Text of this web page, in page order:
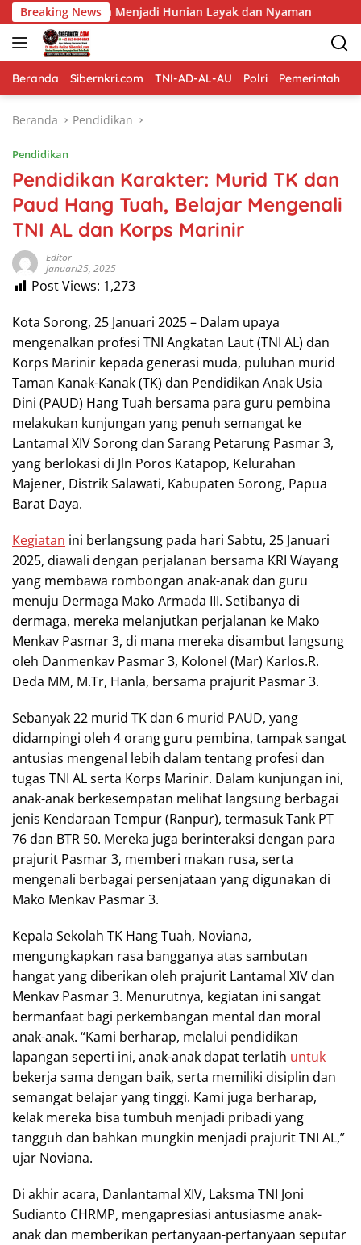
Langsung
ke
konten
Breaking News
Menjadi Hunian Layak dan Nyaman Memasuki Fase
Beranda Sibernkri.com TNI-AD-AL-AU Polri Pemerintah
Beranda Pendidikan
Pendidikan
Pendidikan Karakter: Murid TK dan
Paud Hang Tuah, Belajar Mengenali
TNI AL dan Korps Marinir
Editor
Januari25, 2025
Post Views: 1,273
Kota Sorong, 25 Januari 2025 – Dalam upaya
mengenalkan profesi TNI Angkatan Laut (TNI AL) dan
Korps Marinir kepada generasi muda, puluhan murid
Taman Kanak-Kanak (TK) dan Pendidikan Anak Usia
Dini (PAUD) Hang Tuah bersama para guru pembina
melakukan kunjungan yang penuh semangat ke
Lantamal XIV Sorong dan Sarang Petarung Pasmar 3,
yang berlokasi di Jln Poros Katapop, Kelurahan
Majener, Distrik Salawati, Kabupaten Sorong, Papua
Barat Daya.
Kegiatan ini berlangsung pada hari Sabtu, 25 Januari
2025, diawali dengan perjalanan bersama KRI Wayang
yang membawa rombongan anak-anak dan guru
menuju Dermaga Mako Armada III. Setibanya di
dermaga, mereka melanjutkan perjalanan ke Mako
Menkav Pasmar 3, di mana mereka disambut langsung
oleh Danmenkav Pasmar 3, Kolonel (Mar) Karlos.R.
Deda MM, M.Tr, Hanla, bersama prajurit Pasmar 3.
Sebanyak 22 murid TK dan 6 murid PAUD, yang
didampingi oleh 4 orang guru pembina, tampak sangat
antusias mengenal lebih dalam tentang profesi dan
tugas TNI AL serta Korps Marinir. Dalam kunjungan ini,
anak-anak berkesempatan melihat langsung berbagai
jenis Kendaraan Tempur (Ranpur), termasuk Tank PT
76 dan BTR 50. Mereka juga berinteraksi dengan para
prajurit Pasmar 3, memberi makan rusa, serta
mengenali berbagai persenjataan yang digunakan di
Mako Menkav Pasmar 3.
Kepala Sekolah TK Hang Tuah, Noviana,
mengungkapkan rasa bangganya atas sambutan
hangat yang diberikan oleh prajurit Lantamal XIV dan
Menkav Pasmar 3. Menurutnya, kegiatan ini sangat
bermanfaat bagi perkembangan mental dan moral
anak-anak. “Kami berharap, melalui pendidikan
lapangan seperti ini, anak-anak dapat terlatih untuk
bekerja sama dengan baik, serta memiliki disiplin dan
semangat belajar yang tinggi. Kami juga berharap,
kelak mereka bisa tumbuh menjadi pribadi yang
tangguh dan bahkan mungkin menjadi prajurit TNI AL,”
ujar Noviana.
Di akhir acara, Danlantamal XIV, Laksma TNI Joni
Sudianto CHRMP, mengapresiasi antusiasme anak-
anak dan memberikan pertanyaan-pertanyaan seputar